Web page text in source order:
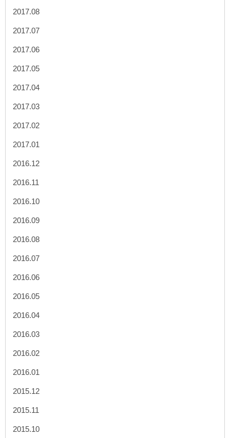
2017.08
2017.07
2017.06
2017.05
2017.04
2017.03
2017.02
2017.01
2016.12
2016.11
2016.10
2016.09
2016.08
2016.07
2016.06
2016.05
2016.04
2016.03
2016.02
2016.01
2015.12
2015.11
2015.10